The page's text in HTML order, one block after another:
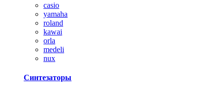
casio
yamaha
roland
kawai
orla
medeli
nux
Синтезаторы